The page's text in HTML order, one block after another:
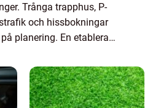
Trånga trapphus, P-
och hissbokningar
planering. En etablerad